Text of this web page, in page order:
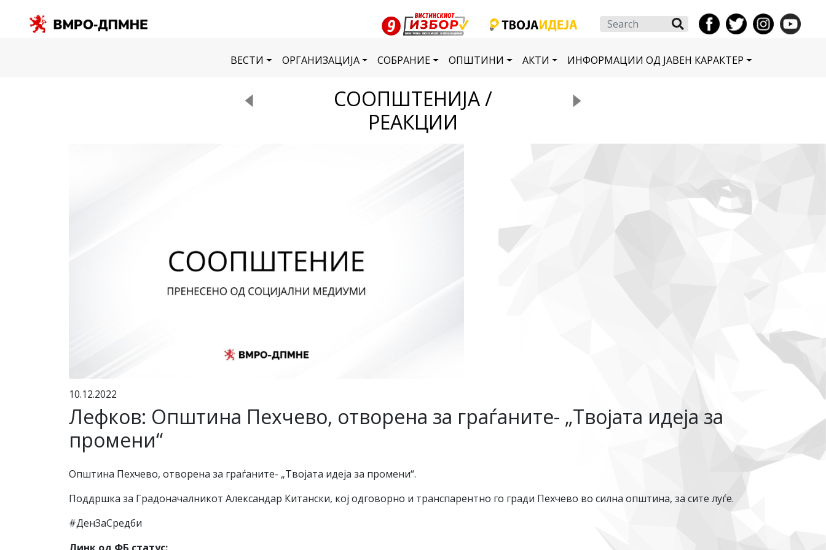
Search
ВЕСТИ ОРГАНИЗАЦИЈА СОБРАНИЕ ОПШТИНИ АКТИ ИНФОРМАЦИИ ОД ЈАВЕН КАРАКТЕР
СООПШТЕНИЈА /
РЕАКЦИИ
10.12.2022
Лефков: Општина Пехчево, отворена за граѓаните- „Твојата идеја за
промени“
Општина Пехчево, отворена за граѓаните- „Твојата идеја за промени“.
Поддршка за Градоначалникот Александар Китански, кој одговорно и транспарентно го гради Пехчево во силна општина, за сите луѓе.
#ДенЗаСредби